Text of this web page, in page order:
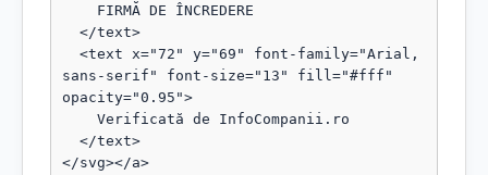
sans-serif" font-size="13" fill="#fff"
opacity="0.95">
</svg></a>